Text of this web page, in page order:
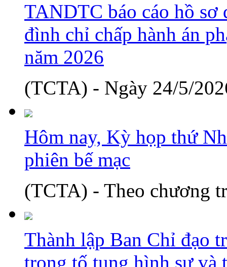
TANDTC báo cáo hồ sơ
đình chỉ chấp hành án
năm 2026
(TCTA) - Ngày 24/5/
Hôm nay, Kỳ họp thứ
phiên bế mạc
(TCTA) - Theo chương
Thành lập Ban Chỉ đạo
trong tố tụng hình sự và